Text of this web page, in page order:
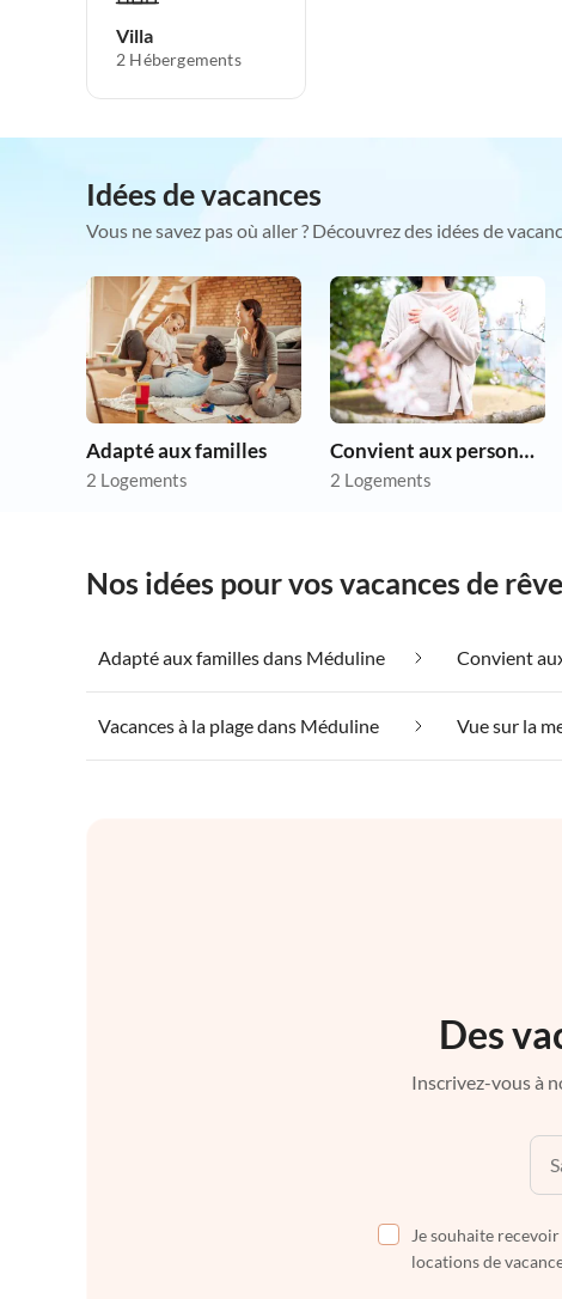
Villa
2 Hébergements
Idées de vacances
Vous ne savez pas où aller ? Découvrez des idées de
Adapté aux familles
2 Logements
Convient aux personnes allergiques
2 Logements
Nos idées pour vos vacances de
Adapté aux familles dans Méduline
Vacances à la plage dans Méduline Vue sur la
Des
Inscrivez-vous à
Je souhaite
locations de